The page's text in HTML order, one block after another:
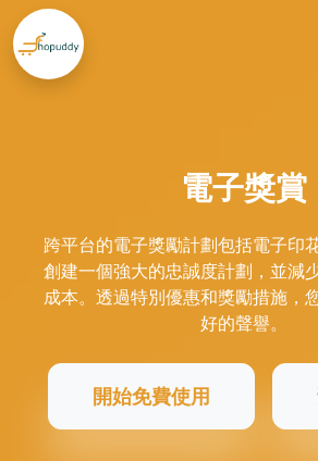
電子獎賞
跨平台的電子獎勵計劃包括電子印
創建一個強大的忠誠度計劃，並減
成本。透過特別優惠和獎勵措施，
好的聲譽。
開始免費使用